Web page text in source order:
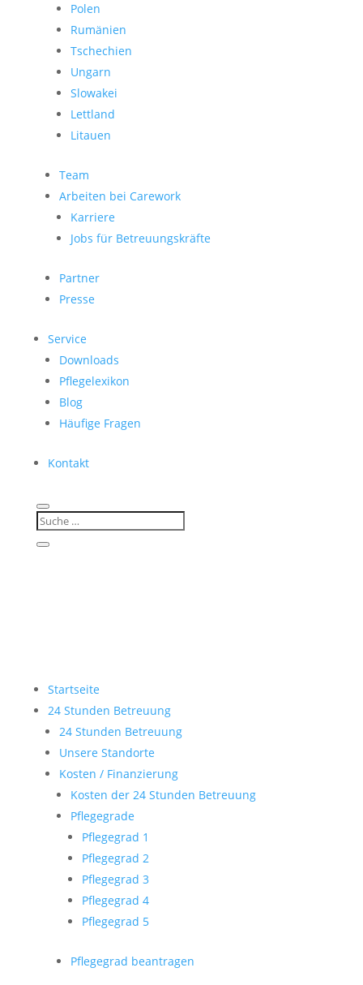
Polen
Rumänien
Tschechien
Ungarn
Slowakei
Lettland
Litauen
Team
Arbeiten bei Carework
Karriere
Jobs für Betreuungskräfte
Partner
Presse
Service
Downloads
Pflegelexikon
Blog
Häufige Fragen
Kontakt
Startseite
24 Stunden Betreuung
24 Stunden Betreuung
Unsere Standorte
Kosten / Finanzierung
Kosten der 24 Stunden Betreuung
Pflegegrade
Pflegegrad 1
Pflegegrad 2
Pflegegrad 3
Pflegegrad 4
Pflegegrad 5
Pflegegrad beantragen